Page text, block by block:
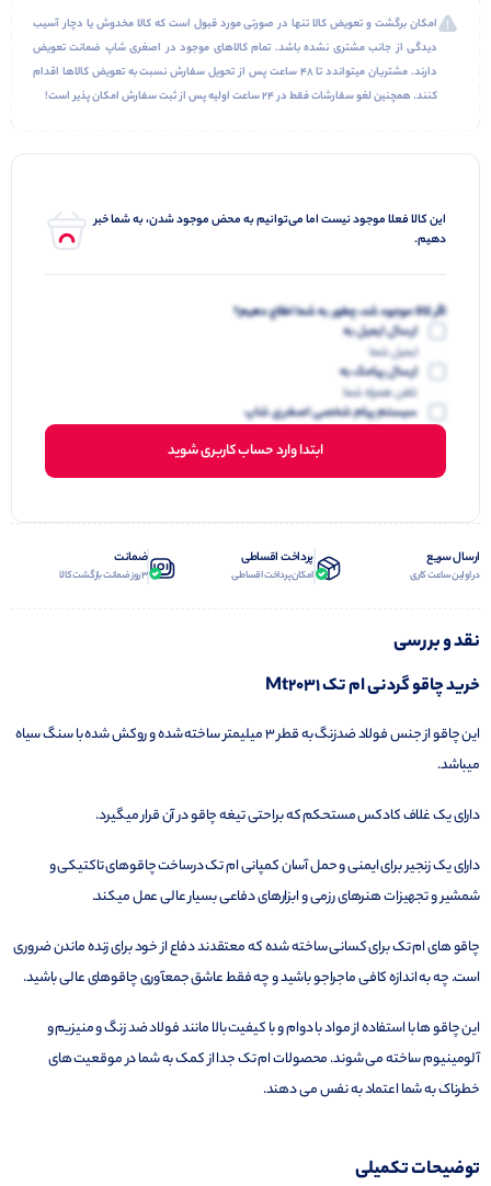
امکان برگشت و تعویض کالا تنها در صورتی مورد قبول است که کالا مخدوش یا دچار آسیب
دیدگی از جانب مشتری نشده باشد. تمام کالاهای موجود در اصغری شاپ ضمانت تعویض
دارند. مشتریان میتواندد تا 48 ساعت پس از تحویل سفارش نسبت به تعویض کالاها اقدام
کنند. همچنین لغو سفارشات فقط در 24 ساعت اولیه پس از ثبت سفارش امکان پذیر است!
این کالا فعلا موجود نیست اما می‌توانیم به محض موجود شدن، به شما خبر
دهیم.
اگر کالا موجود شد، چطور به شما اطلاع دهیم؟
ارسال ایمیل به
ایمیل شما
ارسال پیامک به
تلفن همراه شما
سیستم پیام شخصی اصغری شاپ
ابتدا وارد حساب کاربری شوید
ارسال سریع
در اولین ساعت کاری
پرداخت اقساطی
امکان پرداخت اقساطی
ضمانت
3 روز ضمانت بازگشت کالا
نقد و بررسی
خرید چاقو گردنی ام تک Mt2031
این چاقو از جنس فولاد ضدزنگ به قطر 3 میلیمتر ساخته شده و روکش شده با سنگ سیاه
میباشد.
دارای یک غلاف کادکس مستحکم که براحتی تیغه چاقو در آن قرار میگیرد.
دارای یک زنجیر برای ایمنی و حمل آسان کمپانی ام تک درساخت چاقوهای تاکتیکی و
شمشیر و تجهیزات هنرهای رزمی و ابزارهای دفاعی بسیار عالی عمل میکند.
چاقو های ام تک برای کسانی ساخته شده که معتقدند دفاع از خود برای زنده ماندن ضروری
است. چه به اندازه کافی ماجراجو باشید و چه فقط عاشق جمعآوری چاقوهای عالی باشید.
این چاقو ها با استفاده از مواد با دوام و با کیفیت بالا مانند فولاد ضد زنگ و منیزیم و
آلومینیوم ساخته می شوند. محصولات ام تک جدا از کمک به شما در موقعیت های
خطرناک به شما اعتماد به نفس می دهند.
توضیحات تکمیلی